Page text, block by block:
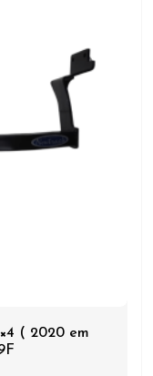
( 2020 em